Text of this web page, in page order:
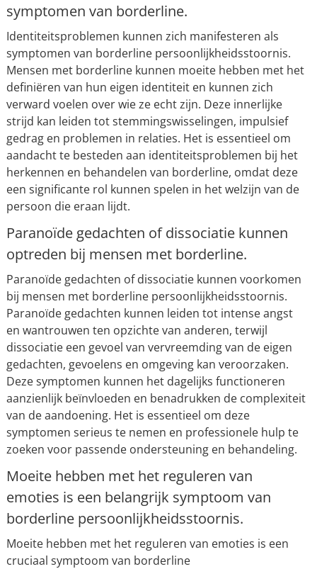
symptomen van borderline.
Identiteitsproblemen kunnen zich manifesteren als
symptomen van borderline persoonlijkheidsstoornis.
Mensen met borderline kunnen moeite hebben met het
definiëren van hun eigen identiteit en kunnen zich
verward voelen over wie ze echt zijn. Deze innerlijke
strijd kan leiden tot stemmingswisselingen, impulsief
gedrag en problemen in relaties. Het is essentieel om
aandacht te besteden aan identiteitsproblemen bij het
herkennen en behandelen van borderline, omdat deze
een significante rol kunnen spelen in het welzijn van de
persoon die eraan lijdt.
Paranoïde gedachten of dissociatie kunnen
optreden bij mensen met borderline.
Paranoïde gedachten of dissociatie kunnen voorkomen
bij mensen met borderline persoonlijkheidsstoornis.
Paranoïde gedachten kunnen leiden tot intense angst
en wantrouwen ten opzichte van anderen, terwijl
dissociatie een gevoel van vervreemding van de eigen
gedachten, gevoelens en omgeving kan veroorzaken.
Deze symptomen kunnen het dagelijks functioneren
aanzienlijk beïnvloeden en benadrukken de complexiteit
van de aandoening. Het is essentieel om deze
symptomen serieus te nemen en professionele hulp te
zoeken voor passende ondersteuning en behandeling.
Moeite hebben met het reguleren van
emoties is een belangrijk symptoom van
borderline persoonlijkheidsstoornis.
Moeite hebben met het reguleren van emoties is een
cruciaal symptoom van borderline